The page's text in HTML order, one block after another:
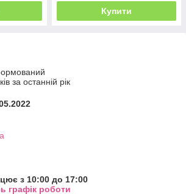
Купити
за останній рік
з 10:00 до 17:00
графік роботи